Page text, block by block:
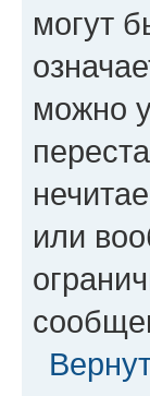
могут
можно
или